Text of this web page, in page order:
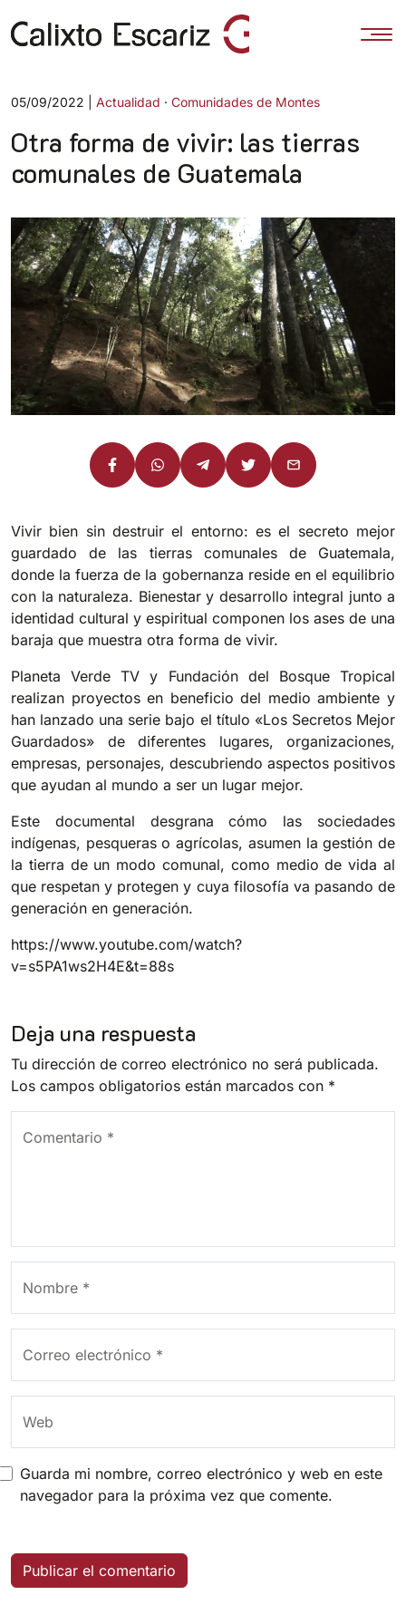
05/09/2022 | Categorías
Actualidad · Comunidades de Montes
Otra forma de vivir: las tierras
comunales de Guatemala
Vivir bien sin destruir el entorno: es el secreto mejor
guardado de las tierras comunales de Guatemala,
donde la fuerza de la gobernanza reside en el equilibrio
con la naturaleza. Bienestar y desarrollo integral junto a
identidad cultural y espiritual componen los ases de una
baraja que muestra otra forma de vivir.
Planeta Verde TV y Fundación del Bosque Tropical
realizan proyectos en beneficio del medio ambiente y
han lanzado una serie bajo el título «Los Secretos Mejor
Guardados» de diferentes lugares, organizaciones,
empresas, personajes, descubriendo aspectos positivos
que ayudan al mundo a ser un lugar mejor.
Este documental desgrana cómo las sociedades
indígenas, pesqueras o agrícolas, asumen la gestión de
la tierra de un modo comunal, como medio de vida al
que respetan y protegen y cuya filosofía va pasando de
generación en generación.
https://www.youtube.com/watch?
v=s5PA1ws2H4E&t=88s
Deja una respuesta
Tu dirección de correo electrónico no será publicada.
Los campos obligatorios están marcados con *
Comentario *
Nombre *
Correo electrónico *
Web
Guarda mi nombre, correo electrónico y web en este
navegador para la próxima vez que comente.